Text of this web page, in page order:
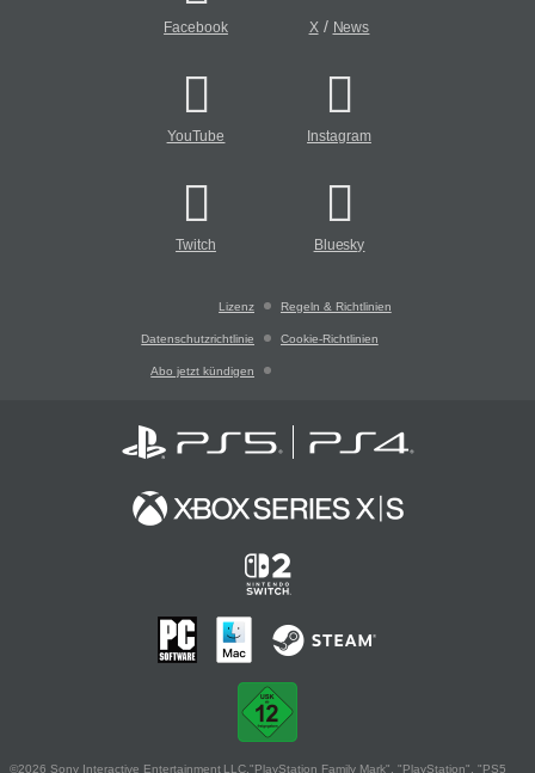
Facebook X/ News
YouTube Instagram
Twitch Bluesky
Lizenz Regeln & Richtlinien
Datenschutzrichtlinie Cookie-Richtlinien
Abo jetzt kündigen
©2026 Sony Interactive Entertainment LLC."PlayStation Family Mark", "PlayStation", "PS5